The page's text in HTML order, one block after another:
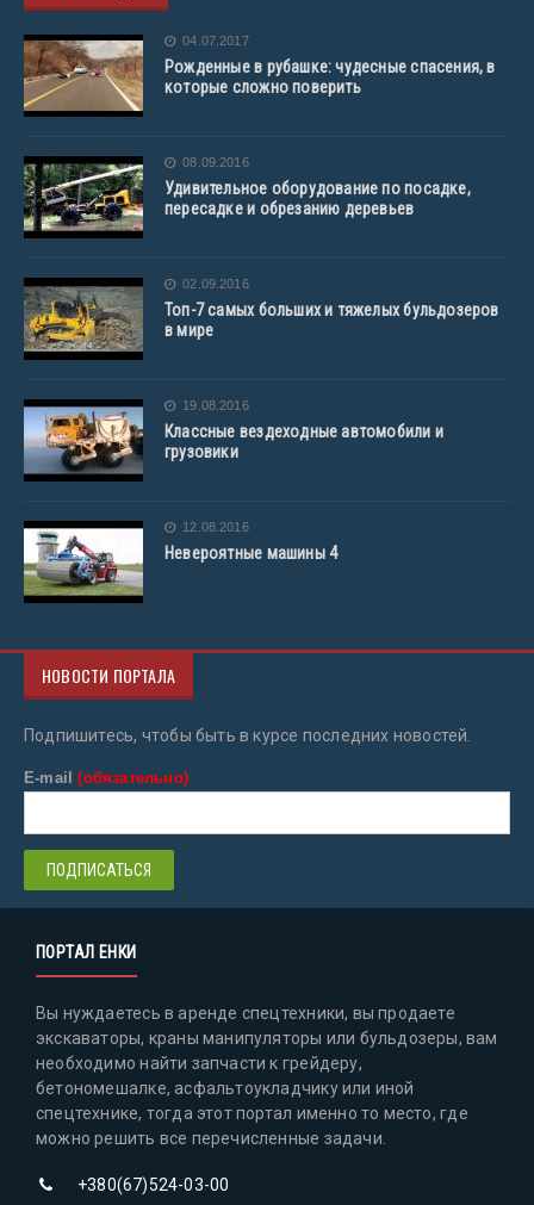
04.07.2017
Рожденные в рубашке: чудесные спасения, в
которые сложно поверить
08.09.2016
Удивительное оборудование по посадке,
пересадке и обрезанию деревьев
02.09.2016
Топ-7 самых больших и тяжелых бульдозеров
в мире
19.08.2016
Классные вездеходные автомобили и
грузовики
12.08.2016
Невероятные машины 4
НОВОСТИ ПОРТАЛА
Подпишитесь, чтобы быть в курсе последних новостей.
E-mail(обязательно)
ПОРТАЛ ЕНКИ
Вы нуждаетесь в аренде спецтехники, вы продаете
экскаваторы, краны манипуляторы или бульдозеры, вам
необходимо найти запчасти к грейдеру,
бетономешалке, асфальтоукладчику или иной
спецтехнике, тогда этот портал именно то место, где
можно решить все перечисленные задачи.
+380(67)524-03-00